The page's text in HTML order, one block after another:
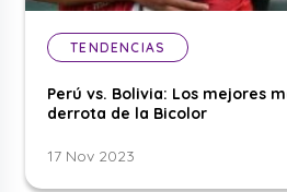
TENDENCIAS
Perú vs. Bolivia: Los mejores
derrota de la Bicolor
17 Nov 2023